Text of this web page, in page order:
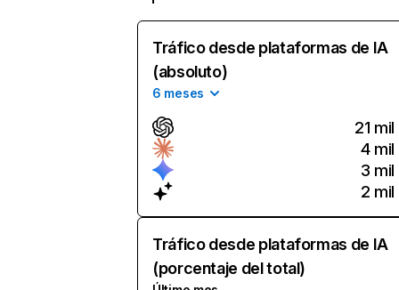
Tráfico desde plataformas de IA
(absoluto)
6 meses
21 mil
4 mil
3 mil
2 mil
Tráfico desde plataformas de IA
(porcentaje del total)